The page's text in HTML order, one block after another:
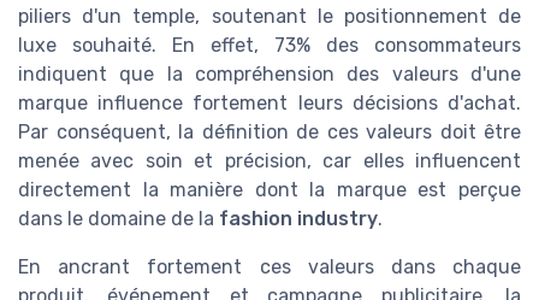
piliers d'un temple, soutenant le positionnement de
luxe souhaité. En effet, 73% des consommateurs
indiquent que la compréhension des valeurs d'une
marque influence fortement leurs décisions d'achat.
Par conséquent, la définition de ces valeurs doit être
menée avec soin et précision, car elles influencent
directement la manière dont la marque est perçue
dans le domaine de la fashion industry.
En ancrant fortement ces valeurs dans chaque